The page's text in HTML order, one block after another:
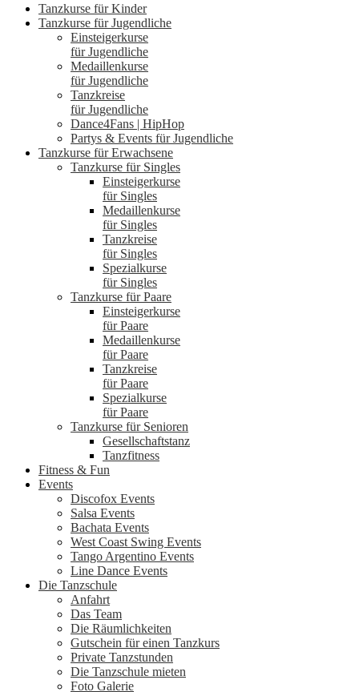
Tanzkurse für Kinder
Tanzkurse für Jugendliche
Einsteigerkurse
für Jugendliche
Medaillenkurse
für Jugendliche
Tanzkreise
für Jugendliche
Dance4Fans | HipHop
Partys & Events für Jugendliche
Tanzkurse für Erwachsene
Tanzkurse für Singles
Einsteigerkurse
für Singles
Medaillenkurse
für Singles
Tanzkreise
für Singles
Spezialkurse
für Singles
Tanzkurse für Paare
Einsteigerkurse
für Paare
Medaillenkurse
für Paare
Tanzkreise
für Paare
Spezialkurse
für Paare
Tanzkurse für Senioren
Gesellschaftstanz
Tanzfitness
Fitness & Fun
Events
Discofox Events
Salsa Events
Bachata Events
West Coast Swing Events
Tango Argentino Events
Line Dance Events
Die Tanzschule
Anfahrt
Das Team
Die Räumlichkeiten
Gutschein für einen Tanzkurs
Private Tanzstunden
Die Tanzschule mieten
Foto Galerie